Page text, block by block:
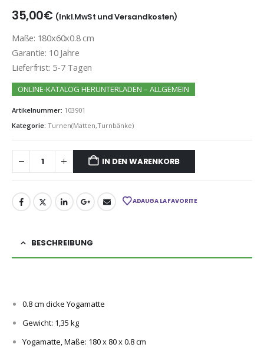
35,00€ (Inkl.MwSt und Versandkosten)
Maße: 180x60x0.8 cm
Garantie: 10 Jahre
Lieferfrist: 5-7 Tagen
ONLINE-KATALOG HERUNTERLADEN – ALLGEMEIN
Artikelnummer: 103901
Kategorie: Turnen(Matten,Turnbänke)
IN DEN WARENKORB
ADAUGA LA FAVORITE
BESCHREIBUNG
0.8 cm dicke Yogamatte
Gewicht: 1,35 kg
Yogamatte, Maße: 180 x 80 x 0.8 cm